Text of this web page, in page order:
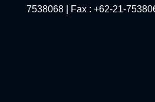
7538068 | Fax : +62-21-